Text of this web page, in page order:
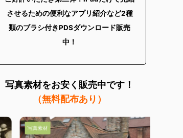
させるための便利なアプリ紹介など2種
類のブラシ付きPDSダウンロード販売
中！
写真素材をお安く販売中です！
（無料配布あり）
写真素材